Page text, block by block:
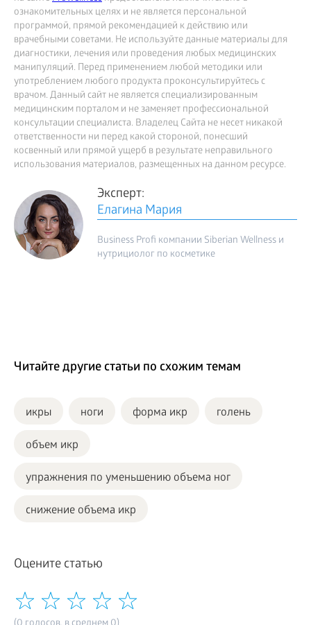
ознакомительных целях и не является персональной
программой, прямой рекомендацией к действию или
врачебными советами. Не используйте данные материалы для
диагностики, лечения или проведения любых медицинских
манипуляций. Перед применением любой методики или
употреблением любого продукта проконсультируйтесь с
врачом. Данный сайт не является специализированным
медицинским порталом и не заменяет профессиональной
консультации специалиста. Владелец Сайта не несет никакой
ответственности ни перед какой стороной, понесший
косвенный или прямой ущерб в результате неправильного
использования материалов, размещенных на данном ресурсе.
Эксперт:
Елагина Мария
Business Profi компании Siberian Wellness и
нутрициолог по косметике
Читайте другие статьи по схожим темам
икры ноги форма икр голень
объем икр
упражнения по уменьшению объема ног
снижение объема икр
Оцените статью